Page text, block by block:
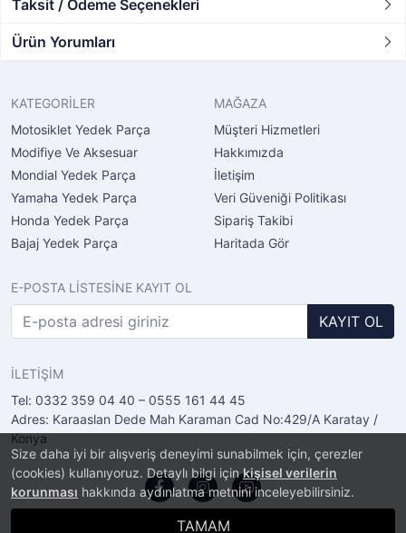
Size daha iyi bir alışveriş deneyimi sunabilmek için, çerezler
(cookies) kullanıyoruz. Detaylı bilgi içinkişisel verilerin
korunması hakkında aydınlatma metnini inceleyebilirsiniz.
TAMAM
Taksit / Ödeme Seçenekleri
Ürün Yorumları
KATEGORİLER
Motosiklet Yedek Parça
Modifiye Ve Aksesuar
Mondial Yedek Parça
Yamaha Yedek Parça
Honda Yedek Parça
Bajaj Yedek Parça
MAĞAZA
Müşteri Hizmetleri
Hakkımızda
İletişim
Veri Güveniği Politikası
Sipariş Takibi
Haritada Gör
E-POSTA LİSTESİNE KAYIT OL
KAYIT OL
İLETİŞİM
Tel: 0332 359 04 40 – 0555 161 44 45
Adres: Karaaslan Dede Mah Karaman Cad No:429/A Karatay /
Konya